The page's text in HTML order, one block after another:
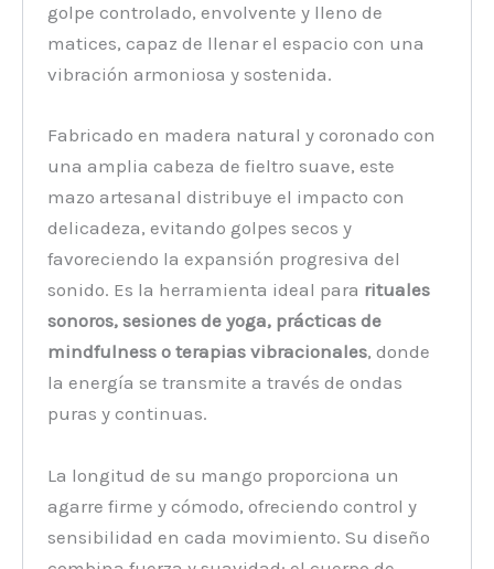
golpe controlado, envolvente y lleno de
matices, capaz de llenar el espacio con una
vibración armoniosa y sostenida.
Fabricado en madera natural y coronado con
una amplia cabeza de fieltro suave, este
mazo artesanal distribuye el impacto con
delicadeza, evitando golpes secos y
favoreciendo la expansión progresiva del
sonido. Es la herramienta ideal para rituales
sonoros, sesiones de yoga, prácticas de
mindfulness o terapias vibracionales, donde
la energía se transmite a través de ondas
puras y continuas.
La longitud de su mango proporciona un
agarre firme y cómodo, ofreciendo control y
sensibilidad en cada movimiento. Su diseño